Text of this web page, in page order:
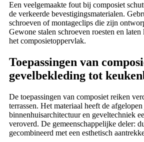
Een veelgemaakte fout bij composiet
de verkeerde bevestigingsmaterialen.
schroeven of montageclips die zijn
Gewone stalen schroeven roesten en
het composietoppervlak.
Toepassingen van
gevelbekleding tot
De toepassingen van composiet reiken
terrassen. Het materiaal heeft de
binnenhuisarchitectuur en geveltechniek
veroverd. De gemeenschappelijke deler:
gecombineerd met een esthetisch